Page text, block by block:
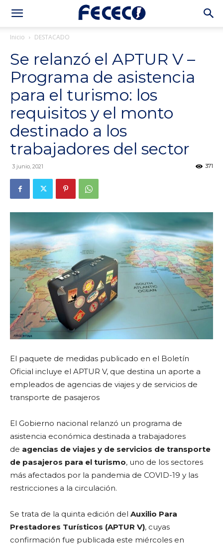
Inicio DESTACADO
Se relanzó el APTUR V –
Programa de asistencia
para el turismo: los
requisitos y el monto
destinado a los
trabajadores del sector
3 junio, 2021 371
El paquete de medidas publicado en el Boletín
Oficial incluye el APTUR V, que destina un aporte a
empleados de agencias de viajes y de servicios de
transporte de pasajeros
El Gobierno nacional relanzó un programa de
asistencia económica destinada a trabajadores
de agencias de viajes y de servicios de transporte
de pasajeros para el turismo, uno de los sectores
más afectados por la pandemia de COVID-19 y las
restricciones a la circulación.
Se trata de la quinta edición del Auxilio Para
Prestadores Turísticos (APTUR V), cuyas
confirmación fue publicada este miércoles en